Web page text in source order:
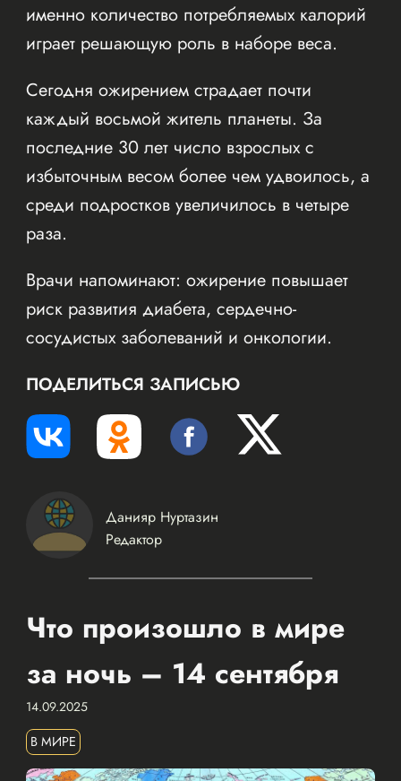
именно количество потребляемых калорий
играет решающую роль в наборе веса.
Сегодня ожирением страдает почти
каждый восьмой житель планеты. За
последние 30 лет число взрослых с
избыточным весом более чем удвоилось, а
среди подростков увеличилось в четыре
раза.
Врачи напоминают: ожирение повышает
риск развития диабета, сердечно-
сосудистых заболеваний и онкологии.
ПОДЕЛИТЬСЯ ЗАПИСЬЮ
Данияр Нуртазин
Редактор
Что произошло в мире
за ночь – 14 сентября
14.09.2025
В МИРЕ